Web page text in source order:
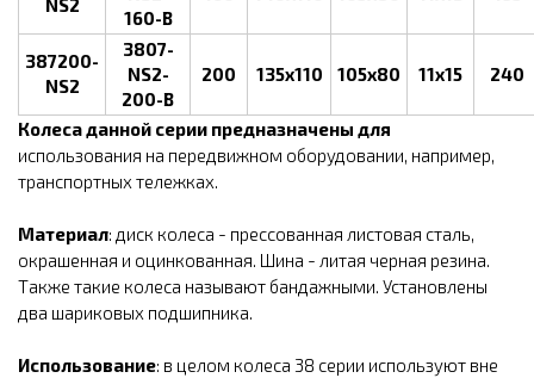
NS2
160-B
387200-
NS2
3807-
NS2-
200-B
200 135х110 105х80 11х15 240
Колеса данной серии предназначены для
использования на передвижном оборудовании, например,
транспортных тележках.
Материал: диск колеса - прессованная листовая сталь,
окрашенная и оцинкованная. Шина - литая черная резина.
Также такие колеса называют бандажными. Установлены
два шариковых подшипника.
Использование: в целом колеса 38 серии используют вне